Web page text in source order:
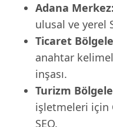
Adana Merkez:
ulusal ve yerel
Ticaret
anahtar
inşası.
Turizm
işletmeleri için
SEO.